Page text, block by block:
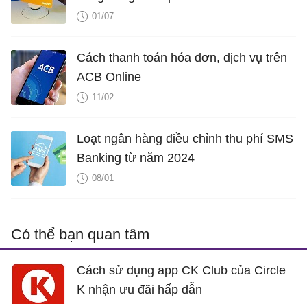
01/07
Cách thanh toán hóa đơn, dịch vụ trên
ACB Online
11/02
Loạt ngân hàng điều chỉnh thu phí SMS
Banking từ năm 2024
08/01
Có thể bạn quan tâm
Cách sử dụng app CK Club của Circle
K nhận ưu đãi hấp dẫn